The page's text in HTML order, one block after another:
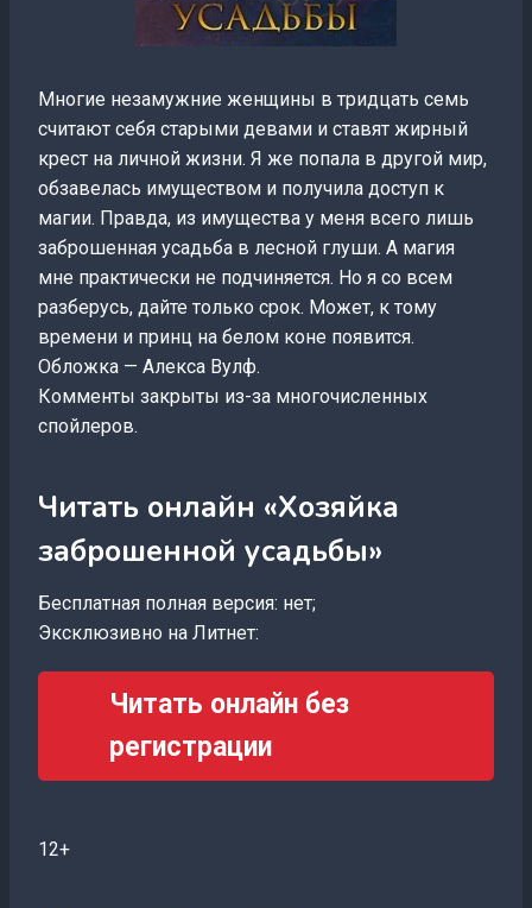
Многие незамужние женщины в тридцать семь
считают себя старыми девами и ставят жирный
крест на личной жизни. Я же попала в другой мир,
обзавелась имуществом и получила доступ к
магии. Правда, из имущества у меня всего лишь
заброшенная усадьба в лесной глуши. А магия
мне практически не подчиняется. Но я со всем
разберусь, дайте только срок. Может, к тому
времени и принц на белом коне появится.
Обложка — Алекса Вулф.
Комменты закрыты из-за многочисленных
спойлеров.
Читать онлайн «Хозяйка
заброшенной усадьбы»
Бесплатная полная версия: нет;
Эксклюзивно на Литнет:
Читать онлайн без
регистрации
12+